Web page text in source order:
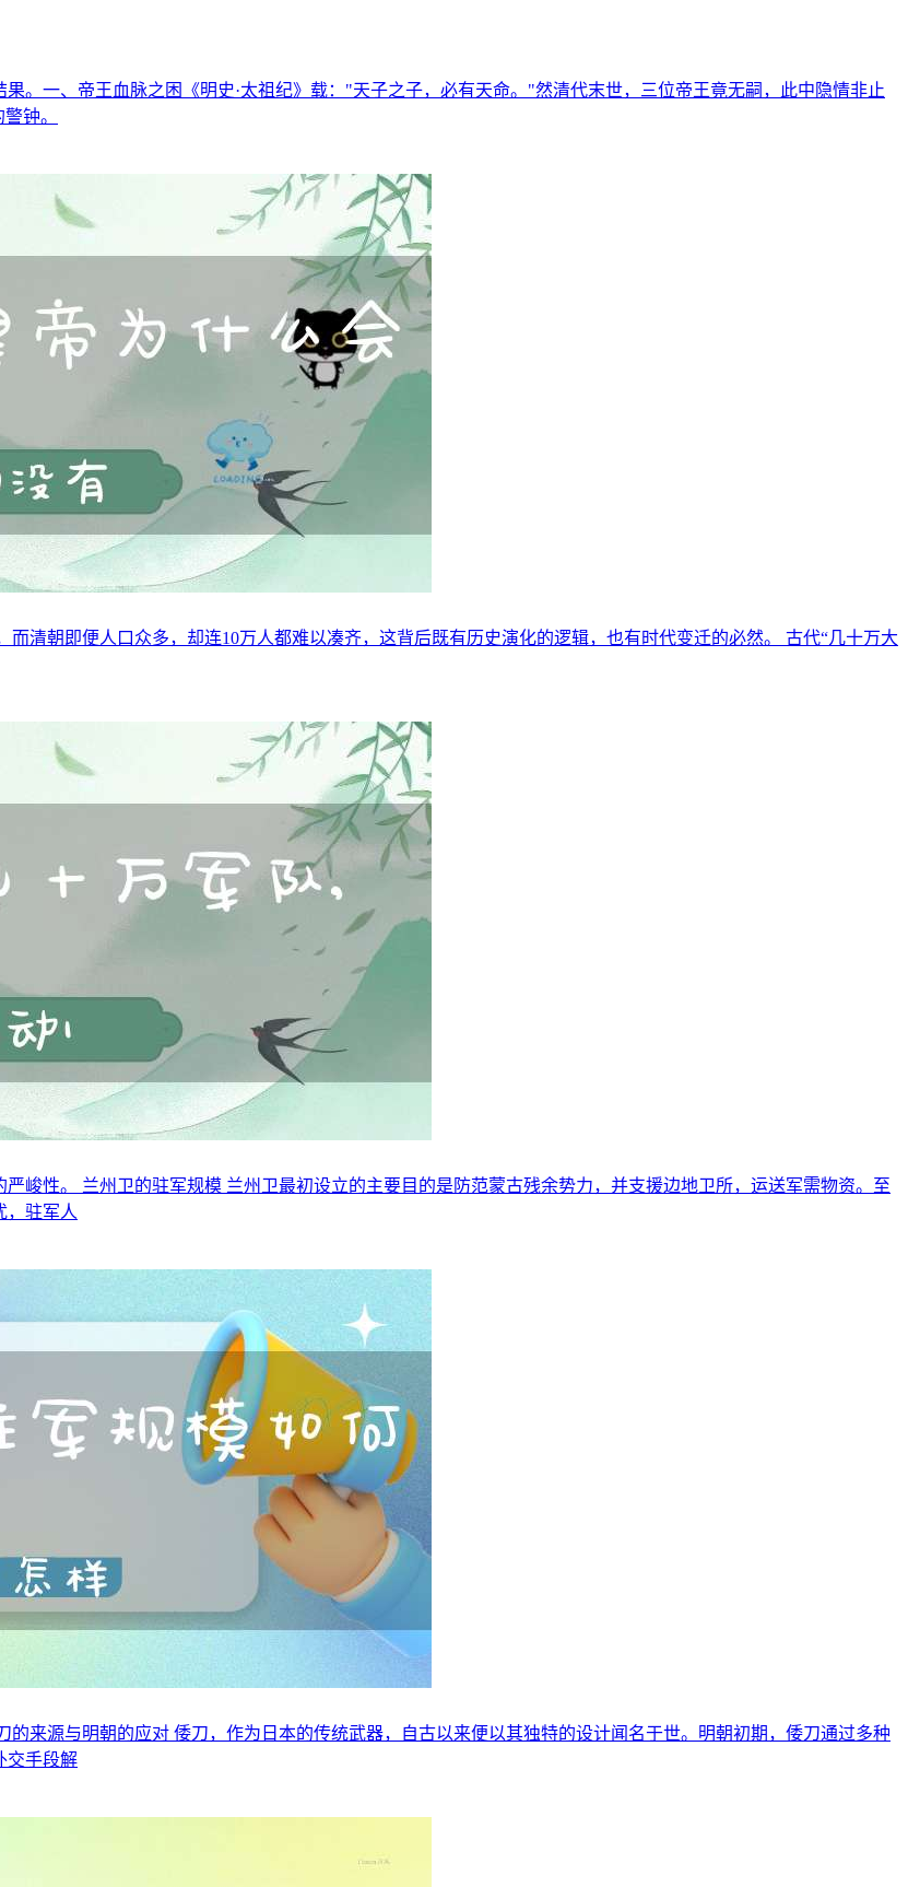
。一、帝王血脉之困《明史·太祖纪》载："天子之子，必有天命。"然清代末世，三位帝王竟无嗣，此中隐情非止
钟。
清朝即便人口众多，却连10万人都难以凑齐，这背后既有历史演化的逻辑，也有时代变迁的必然。 古代“几十万大
峻性。 兰州卫的驻军规模 兰州卫最初设立的主要目的是防范蒙古残余势力，并支援边地卫所，运送军需物资。至
，驻军人
来源与明朝的应对 倭刀，作为日本的传统武器，自古以来便以其独特的设计闻名于世。明朝初期，倭刀通过多种
交手段解